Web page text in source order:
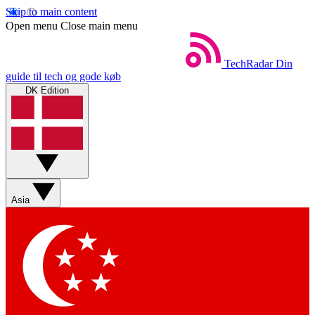
Skip to main content
Open menu Close main menu
TechRadar Din
guide til tech og gode køb
DK Edition
Asia